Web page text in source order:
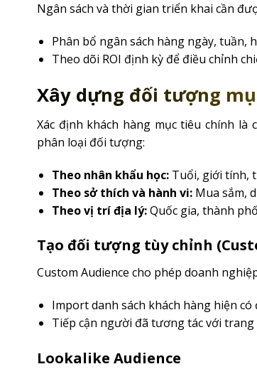
Ngân sách và thời gian triển khai cần
Phân bổ ngân sách hàng ngày, tuần,
Theo dõi ROI định kỳ để điều chỉnh
Xây dựng đối tượng
Xác định khách hàng mục tiêu chính là
phân loại đối tượng:
Theo nhân khẩu học:Tuổi, giới tính,
Theo sở thích và hành vi:Mua sắm,
Theo vị trí địa lý:Quốc gia, thành
Tạo đối tượng tùy chỉnh
Custom Audience cho phép doanh
Import danh sách khách hàng hiện
Tiếp cận người đã tương tác với trang
Lookalike Audience